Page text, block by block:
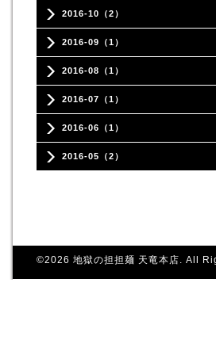
2016-10（2）
2016-09（1）
2016-08（1）
2016-07（1）
2016-06（1）
2016-05（2）
©2026 地獄の担担麺 天竜本店. All